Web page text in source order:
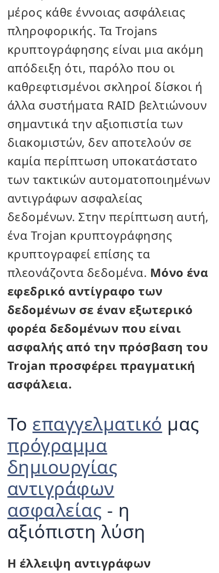
μέρος κάθε έννοιας ασφάλειας
πληροφορικής. Τα Trojans
κρυπτογράφησης είναι μια ακόμη
απόδειξη ότι, παρόλο που οι
καθρεφτισμένοι σκληροί δίσκοι ή
άλλα συστήματα RAID βελτιώνουν
σημαντικά την αξιοπιστία των
διακομιστών, δεν αποτελούν σε
καμία περίπτωση υποκατάστατο
των τακτικών αυτοματοποιημένων
αντιγράφων ασφαλείας
δεδομένων. Στην περίπτωση αυτή,
ένα Trojan κρυπτογράφησης
κρυπτογραφεί επίσης τα
πλεονάζοντα δεδομένα. Μόνο ένα
εφεδρικό αντίγραφο των
δεδομένων σε έναν εξωτερικό
φορέα δεδομένων που είναι
ασφαλής από την πρόσβαση του
Trojan προσφέρει πραγματική
ασφάλεια.
Το επαγγελματικό μας
πρόγραμμα
δημιουργίας
αντιγράφων
ασφαλείας - η
αξιόπιστη λύση
Η έλλειψη αντιγράφων